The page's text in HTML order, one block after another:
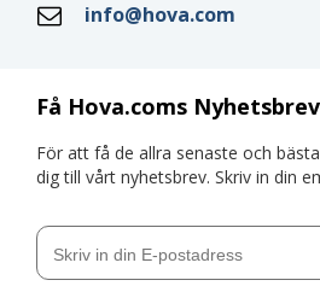
Få Hova.coms Nyhetsbrev
För att få de allra senaste och
dig till vårt nyhetsbrev. Skriv in din
info@hova.com